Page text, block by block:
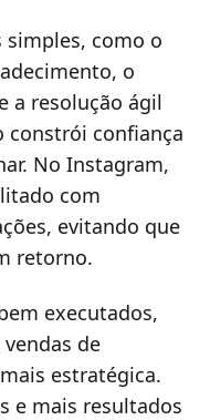
simples, como o
o
a resolução ágil
constrói confiança
No Instagram,
com
evitando que
retorno.
executados,
de
estratégica.
e mais resultados